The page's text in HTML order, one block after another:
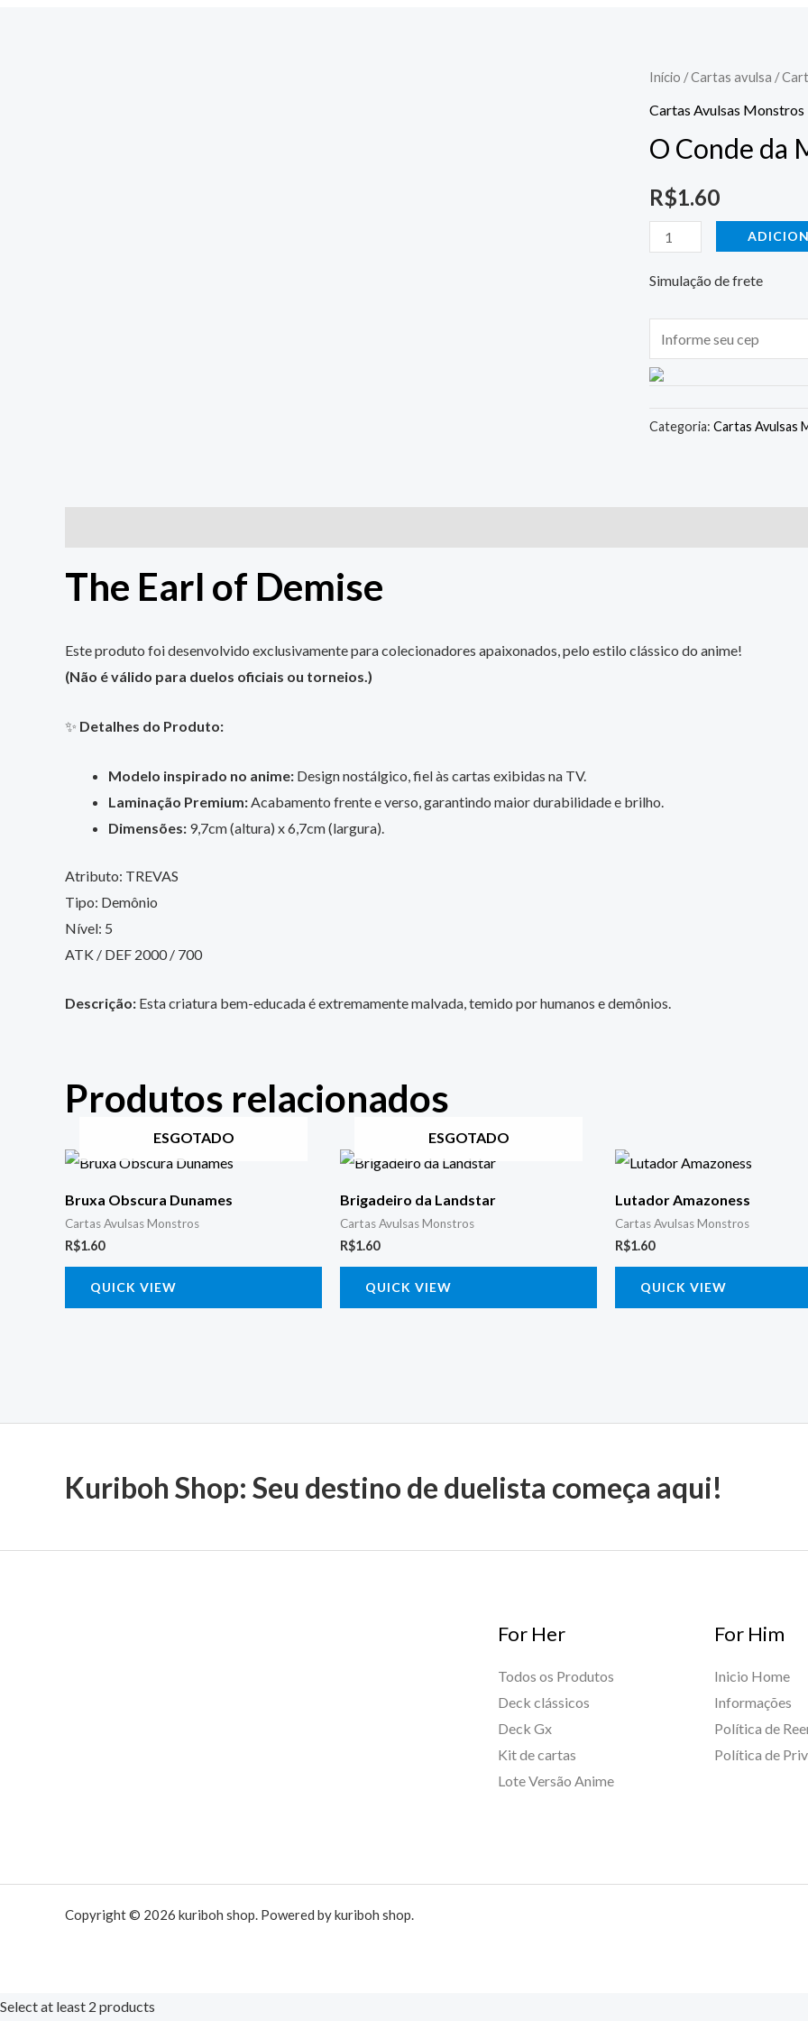
Início /Cartas avulsa /
Cartas Avulsas Monstros
O Conde da
R$1.60
O
Conde
Morte
Simulação de frete
Categoria: Cartas Avulsas
The Earl of Demise
Este produto foi desenvolvido exclusivamente para colecionadores apaixonados, pelo estilo clássico do anime!
(Não é válido para duelos oficiais ou torneios.)
✨ Detalhes do Produto:
Modelo inspirado no anime: Design nostálgico, fiel às cartas exibidas na TV.
Laminação Premium: Acabamento frente e verso, garantindo maior durabilidade e brilho.
Dimensões: 9,7cm (altura) x 6,7cm (largura).
Atributo: TREVAS
Tipo: Demônio
Nível: 5
ATK / DEF 2000 / 700
Descrição: Esta criatura bem-educada é extremamente malvada, temido por humanos e demônios.
Produtos relacionados
ESGOTADO
Bruxa Obscura Dunames
Cartas Avulsas Monstros
R$1.60
QUICK VIEW
ESGOTADO
Brigadeiro da Landstar
Cartas Avulsas Monstros
R$1.60
QUICK VIEW
Lutador Amazoness
Cartas Avulsas Monstros
R$1.60
QUICK VIEW
Kuriboh Shop: Seu destino de duelista começa aqui!
For Her
Todos os Produtos
Deck clássicos
Deck Gx
Kit de cartas
Lote Versão Anime
For Him
Inicio Home
Informações
Política de
Política de
Copyright © 2026 kuriboh shop. Powered by kuriboh shop.
Select at least 2 products